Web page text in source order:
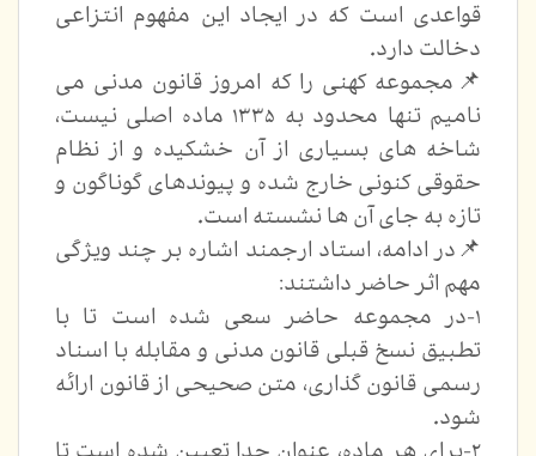
قواعدی است كه در ايجاد اين مفهوم انتزاعی
دخالت دارد.
📌مجموعه كهنی را كه امروز قانون مدنی می
نامیم تنها محدود به ١٣٣۵ ماده اصلی نیست،
شاخه های بسياری از آن خشكيده و از نظام
حقوقی کنونی خارج شده و پيوندهای گوناگون و
تازہ به جای آن ها نشسته است.
📌در ادامه، استاد ارجمند اشاره بر چند ویژگی
مهم اثر حاضر داشتند:
۱-در مجموعه حاضر سعی شدہ است تا با
تطبيق نسخ قبلی قانون مدنی و مقابله با اسناد
رسمی قانون گذاری، متن صحيحی از قانون ارائه
شود.